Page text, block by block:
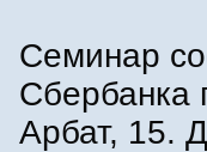
Семинар
Сбербанка
Арбат, 15.